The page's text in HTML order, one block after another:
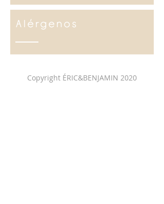
Alérgenos
Copyright ÉRIC&BENJAMIN 2020